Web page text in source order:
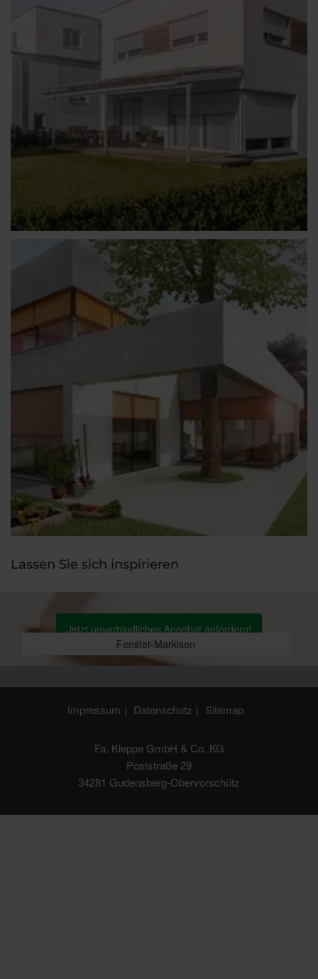
Außenjalousien / Raffstoren
Rollladen
Fenster-Markisen
Lassen Sie sich inspirieren
Jetzt unverbindliches Angebot anfordern!
Impressum Datenschutz Sitemap
Fa. Kleppe GmbH & Co. KG
Poststraße 29
34281 Gudensberg-Obervorschütz